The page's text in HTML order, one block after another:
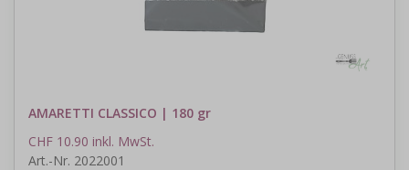
AMARETTI CLASSICO | 180 gr
CHF 10.90 inkl. MwSt.
Art.-Nr. 2022001